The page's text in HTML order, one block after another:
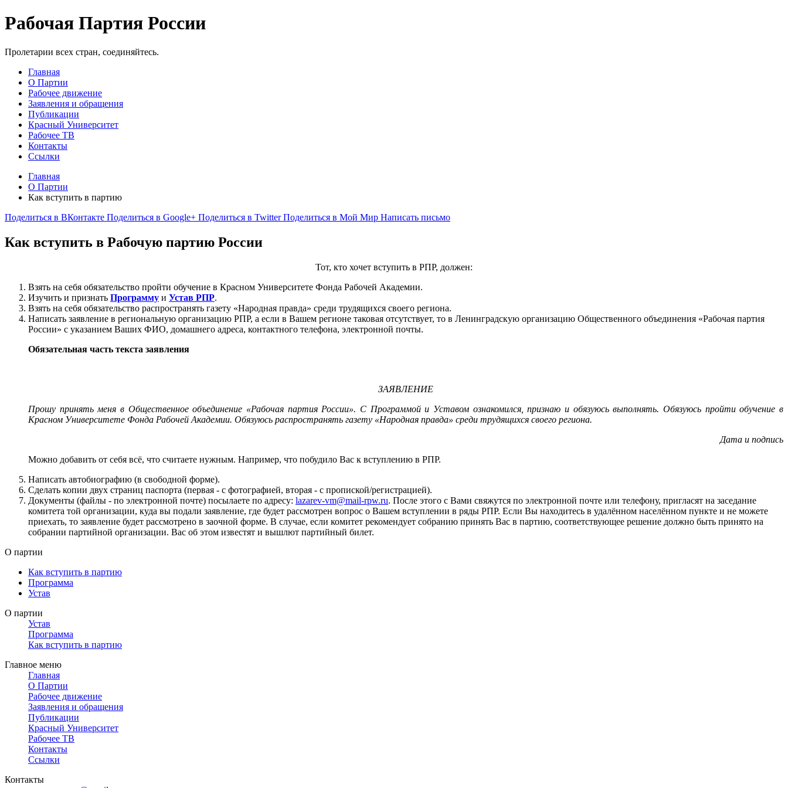
Рабочая Партия России
Пролетарии всех стран, соединяйтесь.
Главная
О Партии
Рабочее движение
Заявления и обращения
Публикации
Красный Университет
Рабочее ТВ
Контакты
Ссылки
Главная
О Партии
Как вступить в партию
Поделиться в ВКонтакте Поделиться в Google+ Поделиться в Twitter Поделиться в Мой Мир Написать письмо
Как вступить в Рабочую партию России
Тот, кто хочет вступить в РПР, должен:
Взять на себя обязательство пройти обучение в Красном Университете Фонда Рабочей Академии.
Изучить и признать Программу и Устав РПР.
Взять на себя обязательство распространять газету «Народная правда» среди трудящихся своего региона.
Написать заявление в региональную организацию РПР, а если в Вашем регионе таковая отсутствует, то в Ленинградскую организацию Общественного объединения «Рабочая партия
России» с указанием Ваших ФИО, домашнего адреса, контактного телефона, электронной почты.
Обязательная часть текста заявления
ЗАЯВЛЕНИЕ
Прошу принять меня в Общественное объединение «Рабочая партия России». С Программой и Уставом ознакомился, признаю и обязуюсь выполнять. Обязуюсь пройти обучение в
Красном Университете Фонда Рабочей Академии. Обязуюсь распространять газету «Народная правда» среди трудящихся своего региона.
Дата и подпись
Можно добавить от себя всё, что считаете нужным. Например, что побудило Вас к вступлению в РПР.
Написать автобиографию (в свободной форме).
Сделать копии двух страниц паспорта (первая - с фотографией, вторая - с пропиской/регистрацией).
Документы (файлы - по электронной почте) посылаете по адресу: lazarev-vm@mail-rpw.ru. После этого с Вами свяжутся по электронной почте или телефону, пригласят на заседание
комитета той организации, куда вы подали заявление, где будет рассмотрен вопрос о Вашем вступлении в ряды РПР. Если Вы находитесь в удалённом населённом пункте и не можете
приехать, то заявление будет рассмотрено в заочной форме. В случае, если комитет рекомендует собранию принять Вас в партию, соответствующее решение должно быть принято на
собрании партийной организации. Вас об этом известят и вышлют партийный билет.
О партии
Как вступить в партию
Программа
Устав
О партии
Устав
Программа
Как вступить в партию
Главное меню
Главная
О Партии
Рабочее движение
Заявления и обращения
Публикации
Красный Университет
Рабочее ТВ
Контакты
Ссылки
Контакты